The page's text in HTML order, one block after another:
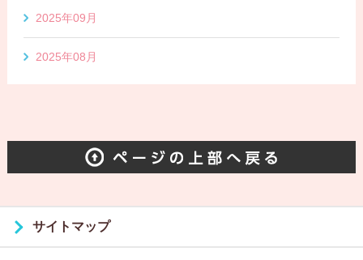
2025年09月
2025年08月
サイトマップ